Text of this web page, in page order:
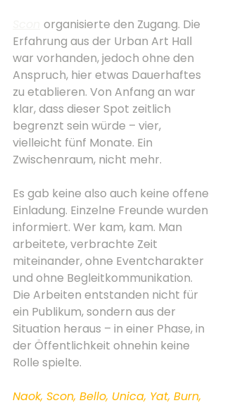
organisierte den Zugang. Die
Erfahrung aus der Urban Art Hall
war vorhanden, jedoch ohne den
Anspruch, hier etwas Dauerhaftes
zu etablieren. Von Anfang an war
klar, dass dieser Spot zeitlich
begrenzt sein würde – vier,
vielleicht fünf Monate. Ein
Zwischenraum, nicht mehr.
Es gab keine also auch keine offene
Einladung. Einzelne Freunde wurden
informiert. Wer kam, kam. Man
arbeitete, verbrachte Zeit
miteinander, ohne Eventcharakter
und ohne Begleitkommunikation.
Die Arbeiten entstanden nicht für
ein Publikum, sondern aus der
Situation heraus – in einer Phase, in
der Öffentlichkeit ohnehin keine
Rolle spielte.
Naok, Scon, Bello, Unica, Yat, Burn,